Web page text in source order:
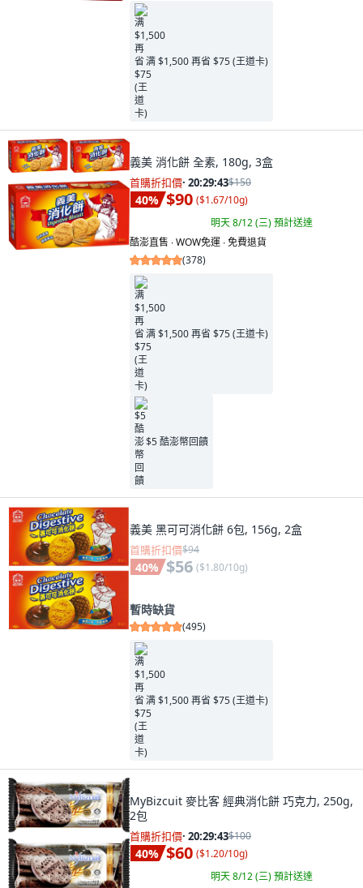
满 $1,500 再省 $75 (王道卡)
義美 消化餅 全素, 180g, 3盒
首購折扣價· 20:29:41$150
40% $90 ($1.67/10g)
明天 8/12 (三)預計送達
酷澎直售 ∙ WOW免運 ∙ 免費退貨
(378)
满 $1,500 再省 $75 (王道卡)
$5 酷澎幣回饋
義美 黑可可消化餅 6包, 156g, 2盒
首購折扣價$94
40% $56 ($1.80/10g)
暫時缺貨
(495)
满 $1,500 再省 $75 (王道卡)
MyBizcuit 麥比客 經典消化餅 巧克力, 250g,
2包
首購折扣價· 20:29:41$100
40% $60 ($1.20/10g)
明天 8/12 (三)預計送達